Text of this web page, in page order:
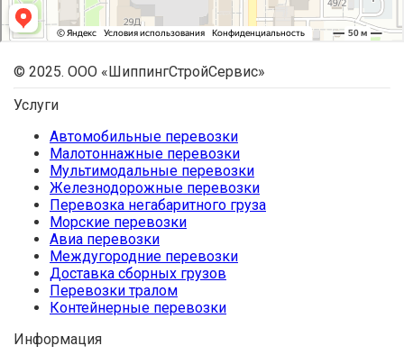
© 2025. ООО «ШиппингСтройСервис»
Услуги
Автомобильные перевозки
Малотоннажные перевозки
Мультимодальные перевозки
Железнодорожные перевозки
Перевозка негабаритного груза
Морские перевозки
Авиа перевозки
Междугородние перевозки
Доставка сборных грузов
Перевозки тралом
Контейнерные перевозки
Информация